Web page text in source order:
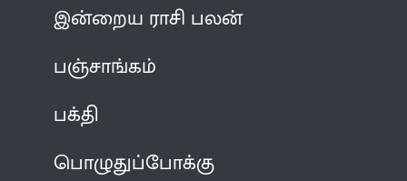
இன்றைய ராசி பலன்
பஞ்சாங்கம்
பக்தி
பொழுதுப்போக்கு